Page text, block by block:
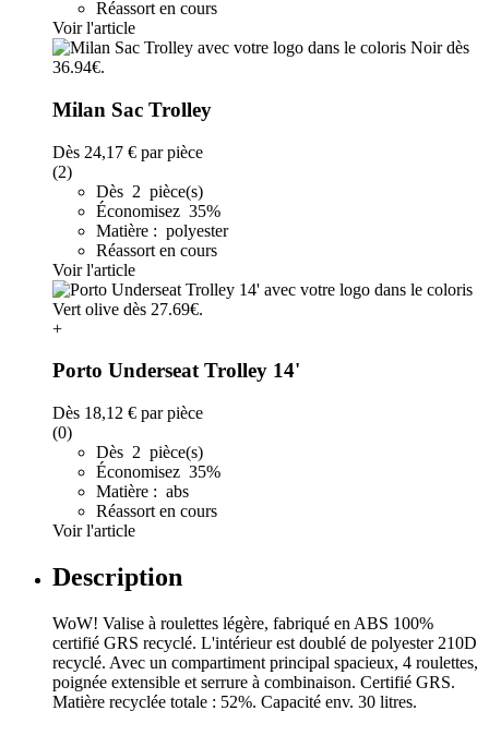
Réassort en cours
Voir l'article
Milan Sac Trolley
Dès 24,17 € par pièce
(2)
Dès 2 pièce(s)
Économisez 35%
Matière : polyester
Réassort en cours
Voir l'article
+
Porto Underseat Trolley 14'
Dès 18,12 € par pièce
(0)
Dès 2 pièce(s)
Économisez 35%
Matière : abs
Réassort en cours
Voir l'article
Description
WoW! Valise à roulettes légère, fabriqué en ABS 100%
certifié GRS recyclé. L'intérieur est doublé de polyester 210D
recyclé. Avec un compartiment principal spacieux, 4 roulettes,
poignée extensible et serrure à combinaison. Certifié GRS.
Matière recyclée totale : 52%. Capacité env. 30 litres.